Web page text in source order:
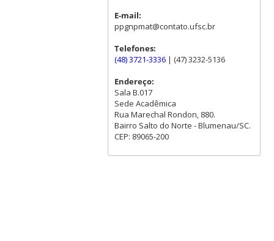
E-mail:
ppgnpmat@contato.ufsc.br
Telefones:
(48) 3721-3336| (47) 3232-5136
Endereço:
Sala B.017
Sede Acadêmica
Rua Marechal Rondon, 880.
Bairro Salto do Norte - Blumenau/SC.
CEP: 89065-200